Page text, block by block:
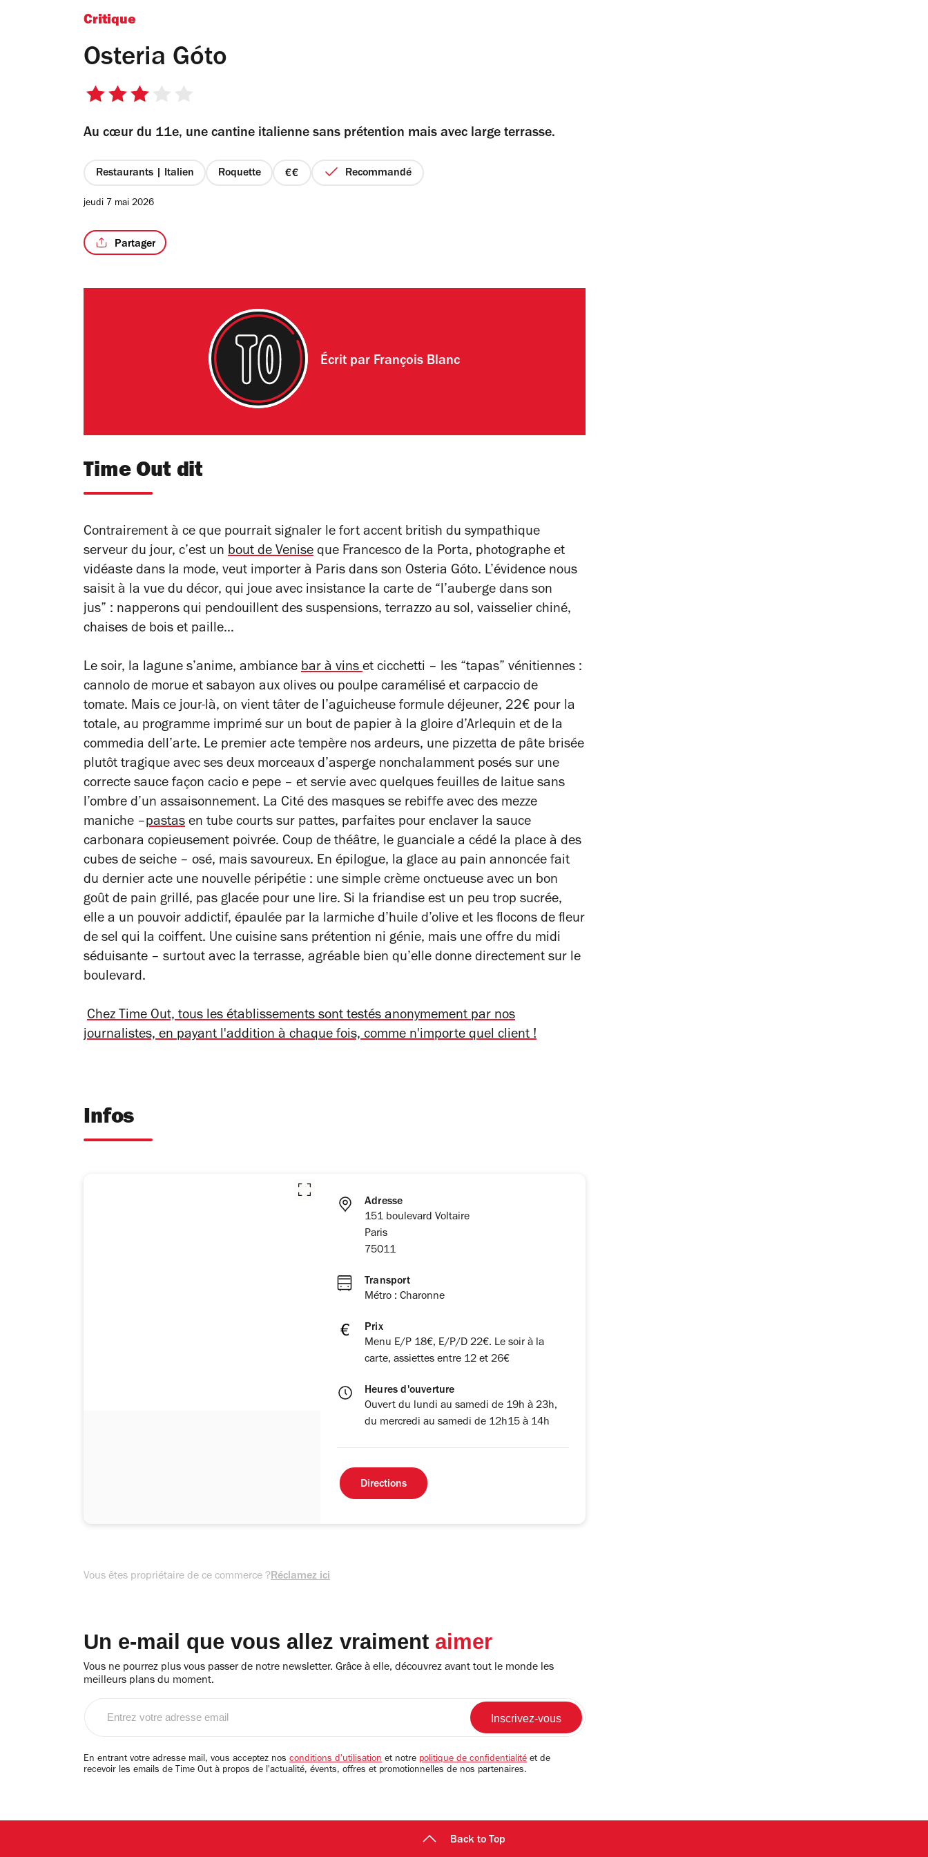
Critique
Osteria Góto
3
5
Au cœur du 11e, une cantine italienne sans prétention mais avec large terrasse.
Restaurants | Italien Roquette
prix
Recommandé
jeudi 7 mai 2026
Partager
Écrit par François Blanc
Time Out dit
Contrairement à ce que pourrait signaler le fort accent british du sympathique
serveur du jour, c’est un bout de Venise que Francesco de la Porta, photographe et
vidéaste dans la mode, veut importer à Paris dans son Osteria Góto. L’évidence nous
saisit à la vue du décor, qui joue avec insistance la carte de “l’auberge dans son
jus” : napperons qui pendouillent des suspensions, terrazzo au sol, vaisselier chiné,
chaises de bois et paille…
Le soir, la lagune s’anime, ambiance bar à vinset cicchetti – les “tapas” vénitiennes :
cannolo de morue et sabayon aux olives ou poulpe caramélisé et carpaccio de
tomate. Mais ce jour-là, on vient tâter de l’aguicheuse formule déjeuner, 22€ pour la
totale, au programme imprimé sur un bout de papier à la gloire d’Arlequin et de la
commedia dell’arte. Le premier acte tempère nos ardeurs, une pizzetta de pâte brisée
plutôt tragique avec ses deux morceaux d’asperge nonchalamment posés sur une
correcte sauce façon cacio e pepe – et servie avec quelques feuilles de laitue sans
l’ombre d’un assaisonnement. La Cité des masques se rebiffe avec des mezze
maniche – pastas en tube courts sur pattes, parfaites pour enclaver la sauce
carbonara copieusement poivrée. Coup de théâtre, le guanciale a cédé la place à des
cubes de seiche – osé, mais savoureux. En épilogue, la glace au pain annoncée fait
du dernier acte une nouvelle péripétie : une simple crème onctueuse avec un bon
goût de pain grillé, pas glacée pour une lire. Si la friandise est un peu trop sucrée,
elle a un pouvoir addictif, épaulée par la larmiche d’huile d’olive et les flocons de fleur
de sel qui la coiffent. Une cuisine sans prétention ni génie, mais une offre du midi
séduisante – surtout avec la terrasse, agréable bien qu’elle donne directement sur le
boulevard.
Chez Time Out, tous les établissements sont testés anonymement par nos
journalistes, en payant l'addition à chaque fois, comme n'importe quel client !
Infos
Adresse
151 boulevard Voltaire
Paris
75011
Transport
Métro : Charonne
Prix
Menu E/P 18€, E/P/D 22€. Le soir à la
carte, assiettes entre 12 et 26€
Heures d'ouverture
Ouvert du lundi au samedi de 19h à 23h,
du mercredi au samedi de 12h15 à 14h
Directions
Vous êtes propriétaire de ce commerce ?Réclamez ici
Un e-mail que vous allez vraiment aimer
Vous ne pourrez plus vous passer de notre newsletter. Grâce à elle, découvrez avant tout le monde les
meilleurs plans du moment.
email
En entrant votre adresse mail, vous acceptez nos conditions d'utilisation et notre politique de confidentialité et de
recevoir les emails de Time Out à propos de l'actualité, évents, offres et promotionnelles de nos partenaires.
Back to Top